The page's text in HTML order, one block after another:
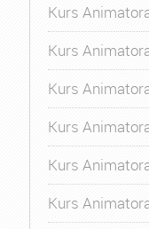
Kurs
Kurs
Kurs
Kurs
Kurs
Kurs